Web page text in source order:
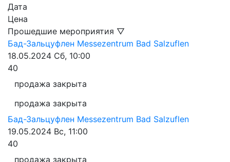
Дата
Цена
Прошедшие мероприятия ▽
Бад-Зальцуфлен Messezentrum Bad Salzuflen
18.05.2024 Сб, 10:00
40
продажа закрыта
продажа закрыта
Бад-Зальцуфлен Messezentrum Bad Salzuflen
19.05.2024 Вс, 11:00
40
продажа закрыта